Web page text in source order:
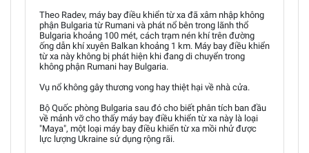
Theo Radev, máy bay điều khiển từ xa đã xâm nhập không
phận Bulgaria từ Rumani và phát nổ bên trong lãnh thổ
Bulgaria khoảng 100 mét, cách trạm nén khí trên đường
ống dẫn khí xuyên Balkan khoảng 1 km. Máy bay điều khiển
từ xa này không bị phát hiện khi đang di chuyển trong
không phận Rumani hay Bulgaria.
Vụ nổ không gây thương vong hay thiệt hại về nhà cửa.
Bộ Quốc phòng Bulgaria sau đó cho biết phân tích ban đầu
về mảnh vỡ cho thấy máy bay điều khiển từ xa này là loại
"Maya", một loại máy bay điều khiển từ xa mồi nhử được
lực lượng Ukraine sử dụng rộng rãi.